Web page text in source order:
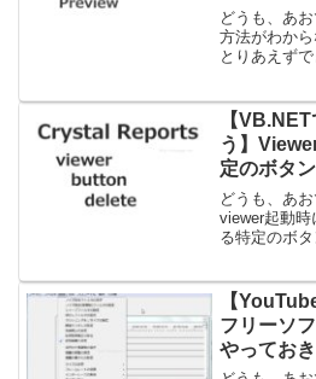
面作成）
どうも、あ
方法がわから
とりあえず
メインForm
【
う】
定のボタ
どうも、あ
viewer起動
る特定のボ
ボタンにな
【
フリーソ
やってお